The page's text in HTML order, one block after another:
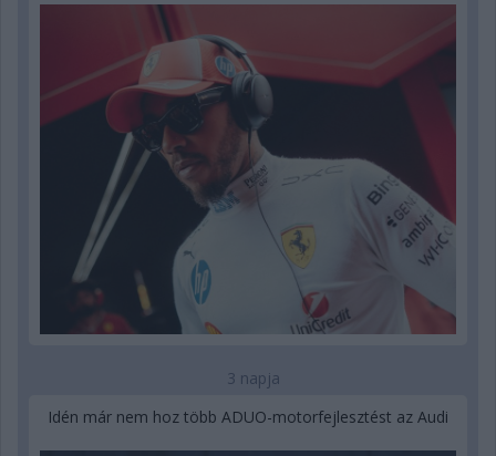
3 napja
Idén már nem hoz több ADUO-motorfejlesztést az Audi